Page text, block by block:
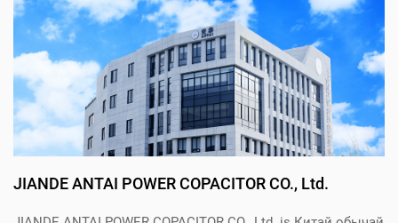
JIANDE ANTAI POWER COPACITOR CO., Ltd.